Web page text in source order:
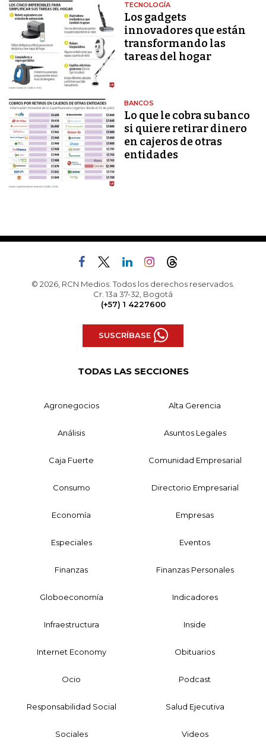
TECNOLOGÍA
Los gadgets
innovadores que están
transformando las
tareas del hogar
BANCOS
Lo que le cobra su banco
si quiere retirar dinero
en cajeros de otras
entidades
© 2026, RCN Medios. Todos los derechos reservados.
Cr. 13a 37-32, Bogotá
(+57) 1 4227600
SUSCRÍBASE
TODAS LAS SECCIONES
Agronegocios Alta Gerencia
Análisis Asuntos Legales
Caja Fuerte Comunidad Empresarial
Consumo Directorio Empresarial
Economía Empresas
Especiales Eventos
Finanzas Finanzas Personales
Globoeconomía Indicadores
Infraestructura Inside
Internet Economy Obituarios
Ocio Podcast
Responsabilidad Social Salud Ejecutiva
Sociales Videos